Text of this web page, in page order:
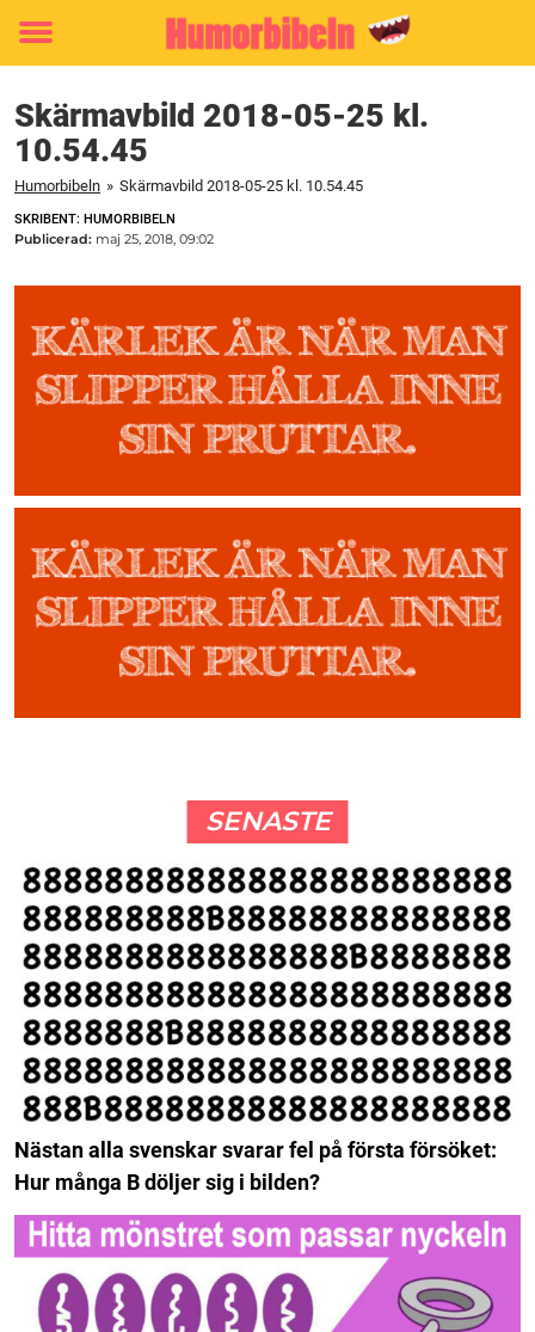
Toggle
Skärmavbild 2018-05-25 kl.
10.54.45
Humorbibeln » Skärmavbild 2018-05-25 kl. 10.54.45
SKRIBENT: HUMORBIBELN
Publicerad: maj 25, 2018, 09:02
SENASTE
Nästan alla svenskar svarar fel på första försöket:
Hur många B döljer sig i bilden?